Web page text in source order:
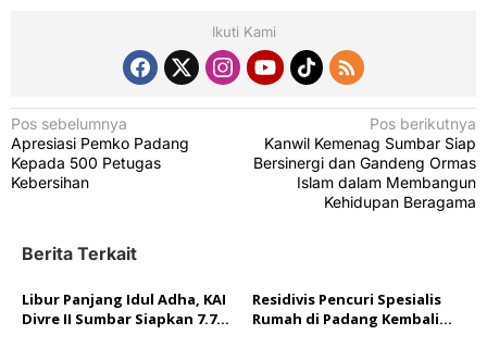
Ikuti Kami
N
a
v
g
s
Pos sebelumnya
Apresiasi Pemko Padang
Kepada 500 Petugas
Kebersihan
Pos berikutnya
Kanwil Kemenag Sumbar Siap
Bersinergi dan Gandeng Ormas
Islam dalam Membangun
Kehidupan Beragama
Berita Terkait
Libur Panjang Idul Adha, KAI
Divre II Sumbar Siapkan 7.792
Residivis Pencuri Spesialis
Rumah di Padang Kembali